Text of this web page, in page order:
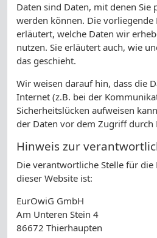
Daten sind Daten, mit denen
werden können. Die vorliegende
erläutert, welche Daten wir
nutzen. Sie erläutert auch, wie
das geschieht.
Wir weisen darauf hin, dass die
Internet (z.B. bei der
Sicherheitslücken aufweisen
der Daten vor dem Zugriff
Hinweis zur
Die verantwortliche Stelle für
dieser Website ist:
EurOwiG GmbH
Am Unteren Stein 4
86672 Thierhaupten